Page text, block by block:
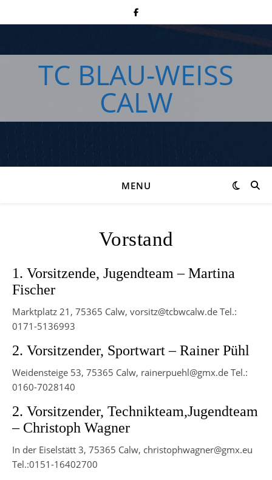
TC BLAU-WEISS
CALW
MENU
Vorstand
1. Vorsitzende, Jugendteam – Martina
Fischer
Marktplatz 21, 75365 Calw, vorsitz@tcbwcalw.de Tel.:
0171-5136993
2. Vorsitzender, Sportwart – Rainer Pühl
Weidensteige 53, 75365 Calw, rainerpuehl@gmx.de Tel.:
0160-7028140
2. Vorsitzender, Technikteam,Jugendteam
– Christoph Wagner
In der Eiselstätt 3, 75365 Calw, christophwagner@gmx.eu
Tel.:0151-16402700